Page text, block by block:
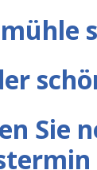
Sie